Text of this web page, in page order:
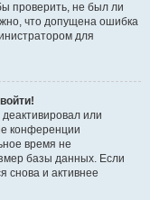
проверить, не был ли
что допущена ошибка
для
или
конференции
время не
базы данных. Если
снова и активнее